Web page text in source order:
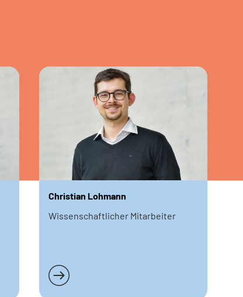
Christian Lohmann
Wissenschaftlicher Mitarbeiter
Weiterlesen